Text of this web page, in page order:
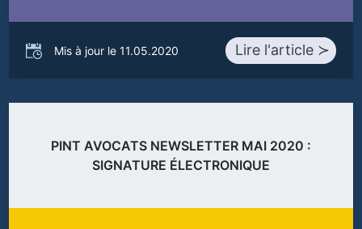
Mis à jour le 11.05.2020 Lire l'article ≻
PINT AVOCATS NEWSLETTER MAI 2020 :
SIGNATURE ÉLECTRONIQUE